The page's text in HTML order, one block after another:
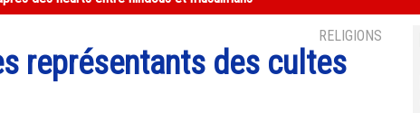
RELIGIONS
représentants des cultes